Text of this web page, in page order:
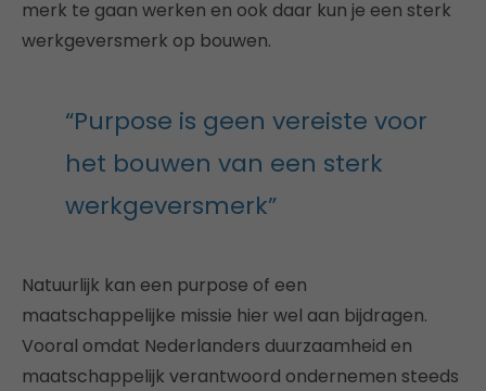
merk te gaan werken en ook daar kun je een sterk
werkgeversmerk op bouwen.
“Purpose is geen vereiste voor
het bouwen van een sterk
werkgeversmerk”
Natuurlijk kan een purpose of een
maatschappelijke missie hier wel aan bijdragen.
Vooral omdat Nederlanders duurzaamheid en
maatschappelijk verantwoord ondernemen steeds